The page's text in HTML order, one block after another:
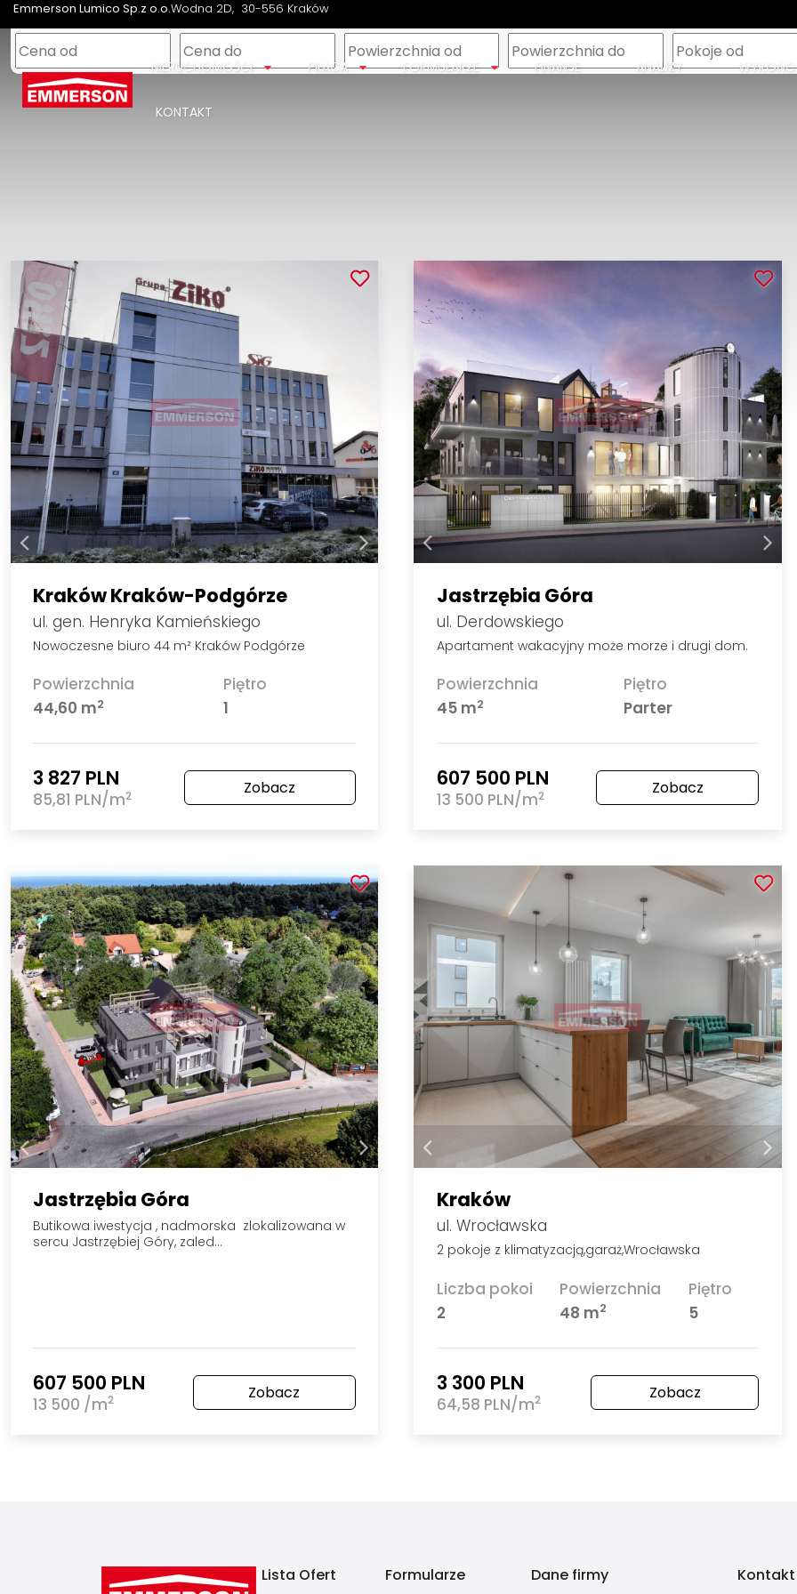
Emmerson Lumico Sp.z o.o.Wodna 2D 30-556 Kraków
NIERUCHOMOŚCI PRACA FORMULARZE FINANSE ANALIZY
KONTAKT
Kraków Kraków-Podgórze
ul. gen. Henryka Kamieńskiego
Nowoczesne biuro 44 m² Kraków Podgórze
Powierzchnia
44,60 m2
Piętro
1
3 827 PLN
85,81 PLN/m2 Zobacz
Jastrzębia Góra
ul. Derdowskiego
Apartament wakacyjny może morze i drugi dom.
Powierzchnia
45 m2
Piętro
Parter
607 500 PLN
13 500 PLN/m2 Zobacz
Jastrzębia Góra
Butikowa iwestycja , nadmorska zlokalizowana w
sercu Jastrzębiej Góry, zaled…
607 500 PLN
13 500 /m2 Zobacz
Kraków
ul. Wrocławska
2 pokoje z klimatyzacją,garaż,Wrocławska
Liczba pokoi
2
Powierzchnia
48 m2
Piętro
5
3 300 PLN
64,58 PLN/m2 Zobacz
Lista Ofert Formularze Dane firmy Kontakt